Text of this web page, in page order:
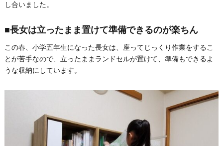
し合いました。
■長女は立ったまま置けて準備できるのが楽ちん
この春、小学五年生になった長女は、座ってじっくり作業をするこ
とが苦手なので、立ったままランドセルが置けて、準備もできるよ
うな収納にしています。